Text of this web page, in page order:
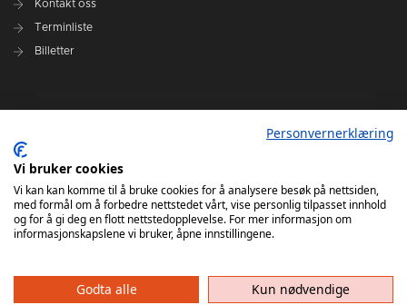
Kontakt oss
Terminliste
Billetter
Ansvarlig redaktør: Tore Solberg
Haslum HK har ikke ansvar for innhold på eksterne nettsider som det lenkes til. Kopiering
Personvernerklæring
Vi bruker cookies
Vi kan kan komme til å bruke cookies for å analysere besøk på nettsiden,
med formål om å forbedre nettstedet vårt, vise personlig tilpasset innhold
og for å gi deg en flott nettstedopplevelse. For mer informasjon om
informasjonskapslene vi bruker, åpne innstillingene.
Godta alle Kun nødvendige